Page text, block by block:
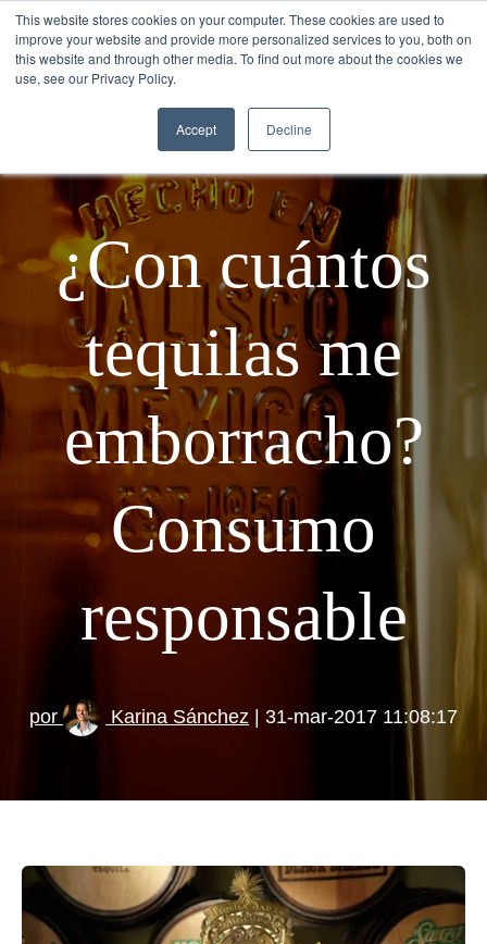
This website stores cookies on your computer. These cookies are used to
improve your website and provide more personalized services to you, both on
this website and through other media. To find out more about the cookies we
use, see our Privacy Policy.
Accept Decline
¿Con cuántos
tequilas me
emborracho?
Consumo
responsable
por Karina Sánchez | 31-mar-2017 11:08:17